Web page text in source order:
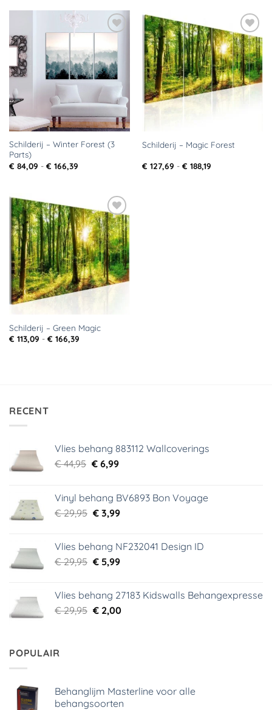
aan
verlanglijst
Schilderij – Winter Forest (3
Parts)
€ 84,09 - € 166,39Prijsklasse:
Toevoegen
aan
verlanglijst
Schilderij – Magic Forest
€ 127,69 - € 188,19Prijsklasse:
Toevoegen
aan
verlanglijst
Schilderij – Green Magic
€ 113,09 - € 166,39Prijsklasse:
RECENT
Vlies behang 883112 Wallcoverings
€44,95 Oorspronkelijke
€ 44,95.
€6,99Huidige
€ 6,99.
Vinyl behang BV6893 Bon Voyage
€29,95 Oorspronkelijke
€ 29,95.
€3,99Huidige
€ 3,99.
Vlies behang NF232041 Design ID
€29,95 Oorspronkelijke
€ 29,95.
€5,99Huidige
€ 5,99.
Vlies behang 27183 Kidswalls Behangexpresse
€29,95 Oorspronkelijke
€2,00Huidige
POPULAIR
Behanglijm Masterline voor alle
behangsoorten